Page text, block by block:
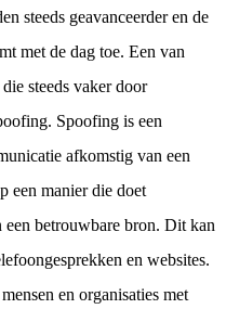
steeds geavanceerder en de
met de dag toe. Een van
steeds vaker door
Spoofing is een
afkomstig van een
een manier die doet
een betrouwbare bron. Dit kan
en websites.
en organisaties met